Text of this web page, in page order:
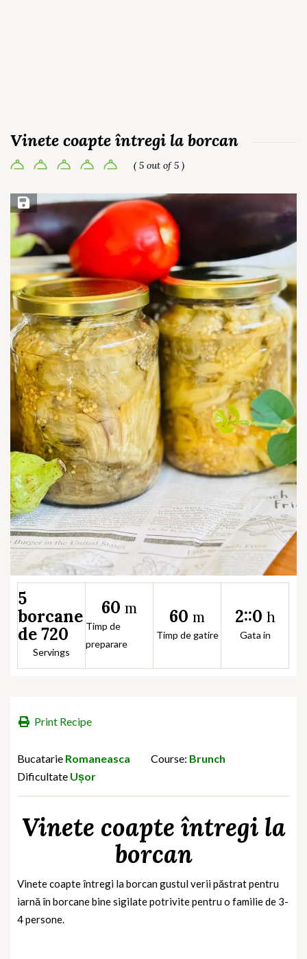
Vinete coapte întregi la borcan
( 5 out of 5 )
Save Recipe
5
borcane
de 720
Servings
60 m
Timp de
preparare
60 m
Timp de gatire
2::0 h
Gata in
Print Recipe
Bucatarie Romaneasca Course: Brunch
Dificultate Ușor
Vinete coapte întregi la
borcan
Vinete coapte întregi la borcangustul verii păstrat pentru
iarnă în borcane bine sigilate potrivite pentru o familie de 3-
4 persone.